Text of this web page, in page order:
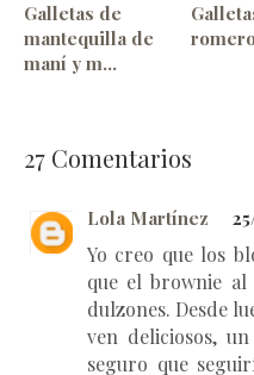
Galletas de
mantequilla de
maní y m...
27 Comentarios
Lola Martínez
Yo creo que los
que el brownie
dulzones. Desde
ven deliciosos,
seguro que